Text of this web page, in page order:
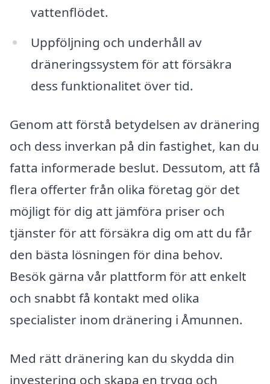
vattenflödet.
Uppföljning och underhåll av
dräneringssystem för att försäkra
dess funktionalitet över tid.
Genom att förstå betydelsen av dränering
och dess inverkan på din fastighet, kan du
fatta informerade beslut. Dessutom, att få
flera offerter från olika företag gör det
möjligt för dig att jämföra priser och
tjänster för att försäkra dig om att du får
den bästa lösningen för dina behov.
Besök gärna vår plattform för att enkelt
och snabbt få kontakt med olika
specialister inom dränering i Åmunnen.
Med rätt dränering kan du skydda din
investering och skapa en trygg och